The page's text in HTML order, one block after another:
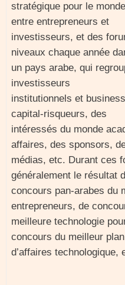
stratégique pour le
entre entrepreneurs et
investisseurs, et des
niveaux chaque année
un pays arabe, qui
investisseurs
institutionnels et
capital-risqueurs, des
intéressés du monde
affaires, des sponsors,
médias, etc. Durant ces
généralement le résultat
concours pan-arabes du
entrepreneurs, de
meilleure technologie
concours du meilleur plan
d’affaires technologique,